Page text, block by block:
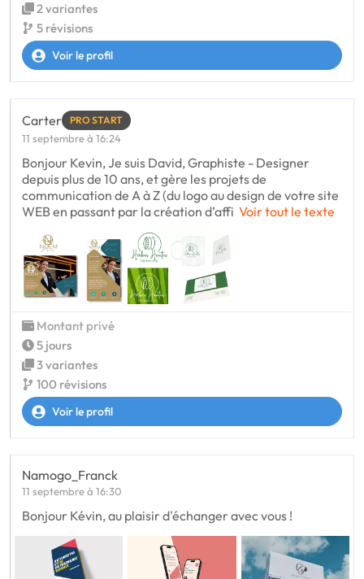
2 variantes
5 révisions
Voir le profil
Carter PRO START
11 septembre à 16:24
Bonjour Kevin, Je suis David, Graphiste - Designer
depuis plus de 10 ans, et gère les projets de
communication de A à Z (du logo au design de votre site
WEB en passant par la création d’affi Voir tout le texte
Montant privé
5 jours
3 variantes
100 révisions
Voir le profil
Namogo_Franck
11 septembre à 16:30
Bonjour Kévin, au plaisir d'échanger avec vous !